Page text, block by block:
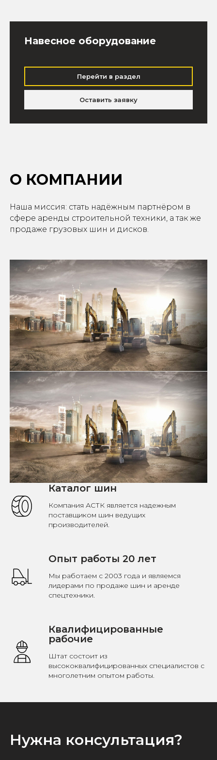
Навесное оборудование
Перейти в раздел
Оставить заявку
О КОМПАНИИ
Наша миссия: стать надёжным партнёром в
сфере аренды строительной техники, а так же
продаже грузовых шин и дисков.
Каталог шин
Компания АСТК является надежным
поставщиком шин ведущих
производителей.
Опыт работы 20 лет
Мы работаем с 2003 года и являемся
лидерами по продаже шин и аренде
спецтехники.
Квалифицированные
рабочие
Штат состоит из
высококвалифицированных специалистов с
многолетним опытом работы.
Нужна консультация?